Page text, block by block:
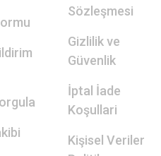
Sözleşmesi
Gizlilik ve
Güvenlik
İptal İade
Koşullari
Kişisel Veriler